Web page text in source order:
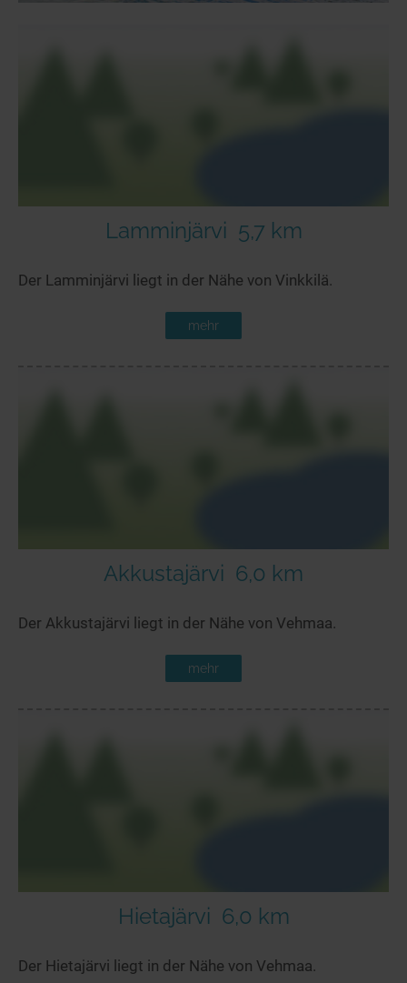
Lamminjärvi 5,7 km
Der Lamminjärvi liegt in der Nähe von Vinkkilä.
mehr
Akkustajärvi 6,0 km
Der Akkustajärvi liegt in der Nähe von Vehmaa.
mehr
Hietajärvi 6,0 km
Der Hietajärvi liegt in der Nähe von Vehmaa.